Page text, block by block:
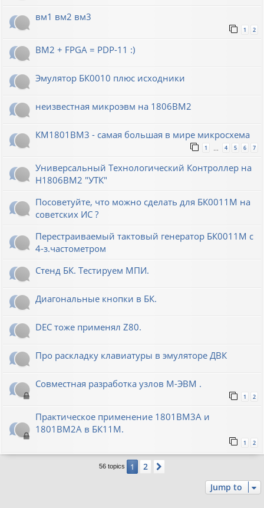
вм1 вм2 вм3
1 2
ВМ2 + FPGA = PDP-11 :)
Эмулятор БК0010 плюс исходники
неизвестная микроэвм на 1806ВМ2
КМ1801ВМ3 - самая большая в мире микросхема
1 … 4 5 6 7
Универсальный Технологический Контроллер на
Н1806ВМ2 "УТК"
Посоветуйте, что можно сделать для БК0011М на
советских ИС ?
Перестраиваемый тактовый генератор БК0011М с
4-з.частометром
Стенд БК. Тестируем МПИ.
Диагональные кнопки в БК.
DEC тоже применял Z80.
Про раскладку клавиатуры в эмуляторе ДВК
Совместная разработка узлов М-ЭВМ .
1 2
Практическое применение 1801ВМ3А и
1801ВМ2А в БК11М.
1 2
56 topics 1 2
Jump to